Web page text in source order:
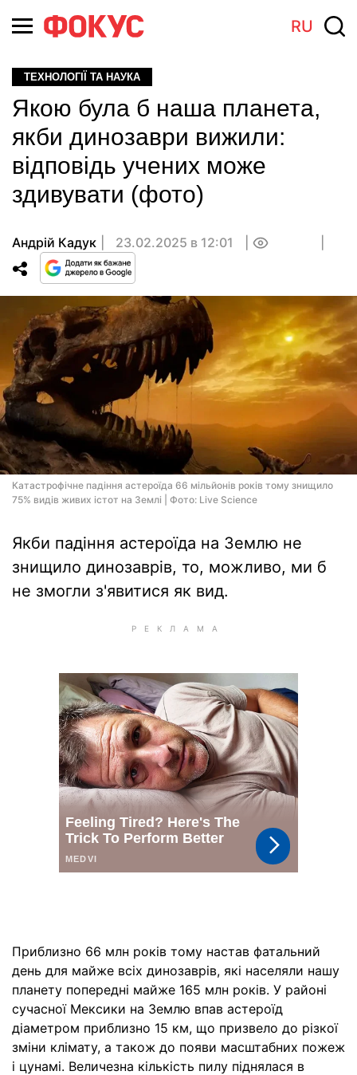
RU
ТЕХНОЛОГІЇ ТА НАУКА
Якою була б наша планета,
якби динозаври вижили:
відповідь учених може
здивувати (фото)
Андрій Кадук 23.02.2025 в 12:01
Катастрофічне падіння астероїда 66 мільйонів років тому знищило
75% видів живих істот на Землі | Фото: Live Science
Якби падіння астероїда на Землю не
знищило динозаврів, то, можливо, ми б
не змогли з'явитися як вид.
Приблизно 66 млн років тому настав фатальний
день для майже всіх динозаврів, які населяли нашу
планету попередні майже 165 млн років. У районі
сучасної Мексики на Землю впав астероїд
діаметром приблизно 15 км, що призвело до різкої
зміни клімату, а також до появи масштабних пожеж
і цунамі. Величезна кількість пилу піднялася в